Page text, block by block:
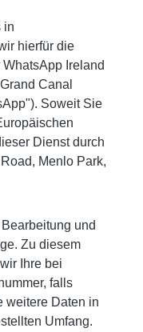
in
hierfür die
Ireland
Canal
Soweit Sie
Dienst durch
Menlo Park,
und
Zu diesem
Ihre bei
falls
weitere Daten in
Umfang.